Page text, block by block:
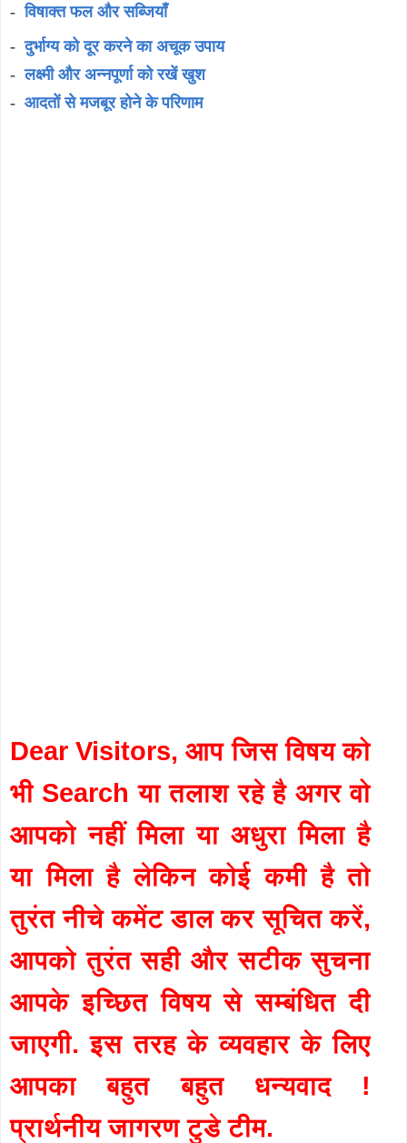
-विषाक्त फल और सब्जियाँ
-दुर्भाग्य को दूर करने का अचूक उपाय
-लक्ष्मी और अन्नपूर्णा को रखें खुश
- आदतों से मजबूर होने के परिणाम
Dear Visitors, आप जिस विषय को
भी Search या तलाश रहे है अगर वो
आपको नहीं मिला या अधुरा मिला है
या मिला है लेकिन कोई कमी है तो
तुरंत नीचे कमेंट डाल कर सूचित करें,
आपको तुरंत सही और सटीक सुचना
आपके इच्छित विषय से सम्बंधित दी
जाएगी. इस तरह के व्यवहार के लिए
आपका बहुत बहुत धन्यवाद !
प्रार्थनीय जागरण टुडे टीम.